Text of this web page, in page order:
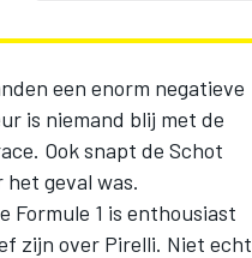
een enorm negatieve
is niemand blij met de
Ook snapt de Schot
het geval was.
Formule 1 is enthousiast
zijn over Pirelli. Niet echt